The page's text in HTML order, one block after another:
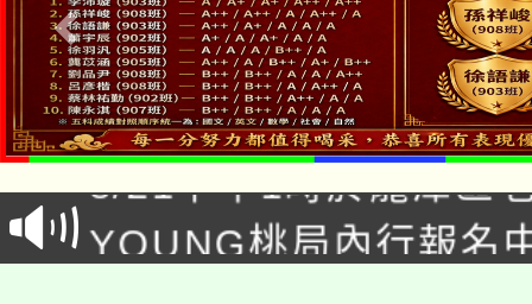
「本色祭」8/29、30在
場熱烈登場!
8/21下午1時於龍潭區
徵才活動。
YOUNG桃局內行報名